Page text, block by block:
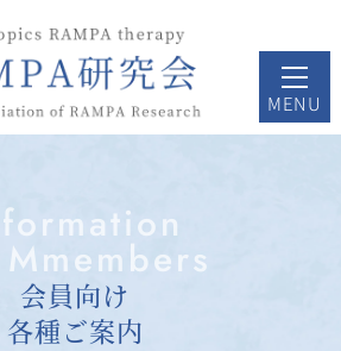
会員向け
各種ご案内